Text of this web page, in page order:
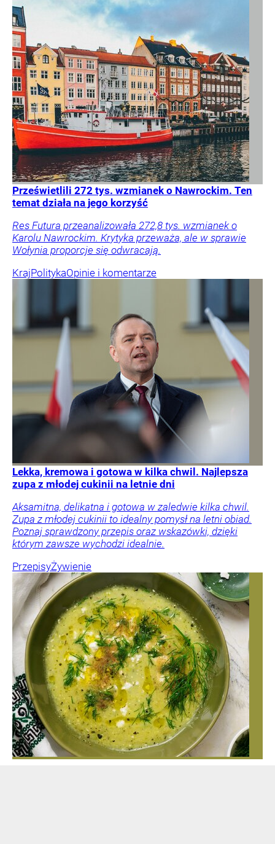
Prześwietlili 272 tys. wzmianek o Nawrockim. Ten
temat działa na jego korzyść
Res Futura przeanalizowała 272,8 tys. wzmianek o
Karolu Nawrockim. Krytyka przeważa, ale w sprawie
Wołynia proporcje się odwracają.
KrajPolitykaOpinie i komentarze
Lekka, kremowa i gotowa w kilka chwil. Najlepsza
zupa z młodej cukinii na letnie dni
Aksamitna, delikatna i gotowa w zaledwie kilka chwil.
Zupa z młodej cukinii to idealny pomysł na letni obiad.
Poznaj sprawdzony przepis oraz wskazówki, dzięki
którym zawsze wychodzi idealnie.
PrzepisyŻywienie